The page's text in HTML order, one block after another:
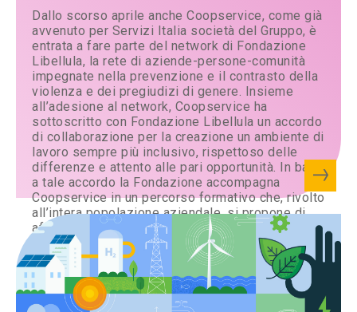
Dallo scorso aprile anche Coopservice, come già
avvenuto per Servizi Italia società del Gruppo, è
entrata a fare parte del network di Fondazione
Libellula, la rete di aziende-persone-comunità
impegnate nella prevenzione e il contrasto della
violenza e dei pregiudizi di genere. Insieme
all’adesione al network, Coopservice ha
sottoscritto con Fondazione Libellula un accordo
di collaborazione per la creazione un ambiente di
lavoro sempre più inclusivo, rispettoso delle
differenze e attento alle pari opportunità. In base
a tale accordo la Fondazione accompagna
Coopservice in un percorso formativo che, rivolto
all’intera popolazione aziendale, si propone di
affrontare temi sempre più centrali nel mondo
del lavoro contemporaneo: il superamento degli
stereotipi di genere, il riconoscimento dei bias
inconsci, la prevenzione delle discriminazioni e
la costruzione di relazioni professionali fondate
sul rispetto reciproco.